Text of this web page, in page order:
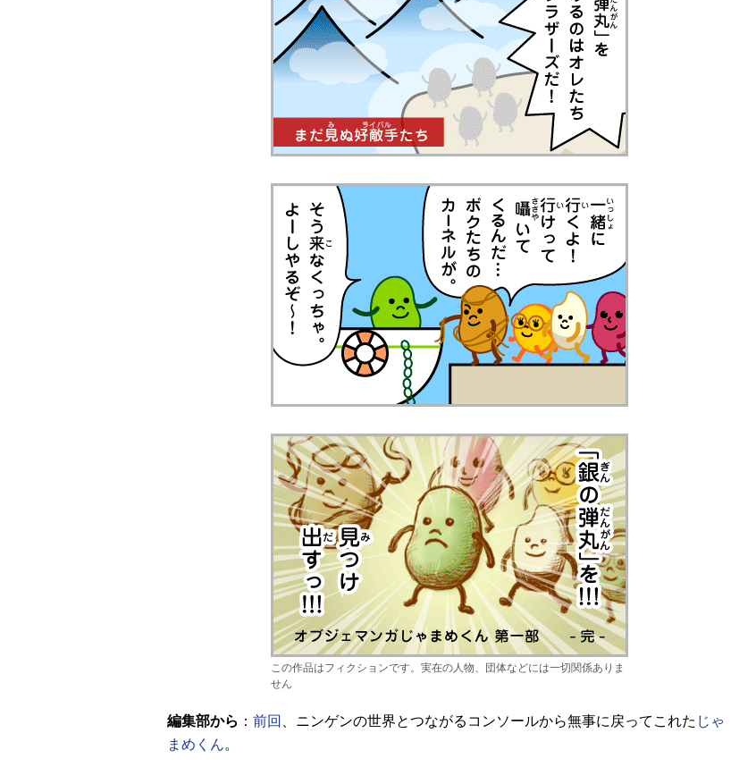
この作品はフィクションです。実在の人物、団体などには一切関係ありま
せん
編集部から ： 前回 、ニンゲンの世界とつながるコンソールから無事に戻ってこれた じゃ
まめくん。